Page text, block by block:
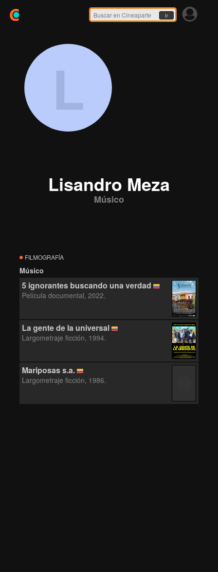
Ir
L
Lisandro Meza
Músico
FILMOGRAFÍA
Músico
5 ignorantes buscando una verdad
Película documental, 2022.
La gente de la universal
Largometraje ficción, 1994.
Mariposas s.a.
Largometraje ficción, 1986.